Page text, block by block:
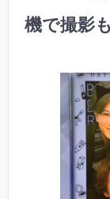
機で撮影